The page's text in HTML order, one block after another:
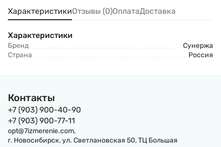
ХарактеристикиОтзывы (0)ОплатаДоставка
Характеристики
Бренд
Сунержа
Страна
Россия
Контакты
+7 (903) 900-40-90
+7 (903) 900-77-11
opt@7izmerenie.com,
г. Новосибирск, ул. Светлановская 50, ТЦ Большая